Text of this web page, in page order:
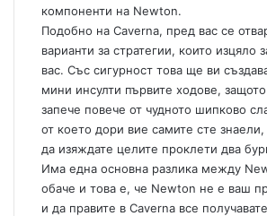
компоненти на Newton.
Подобно на Caverna, пред вас се
варианти за стратегии, които изцяло
вас. Със сигурност това ще ви
мини инсулти първите ходове,
запече повече от чудното шипково
от което дори вие самите сте
да изяждате целите проклети два
Има една основна разлика между
обаче и това е, че Newton не е ваш
и да правите в Caverna все